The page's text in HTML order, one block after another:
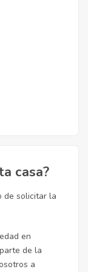
casa?
de solicitar la
en
de la
a